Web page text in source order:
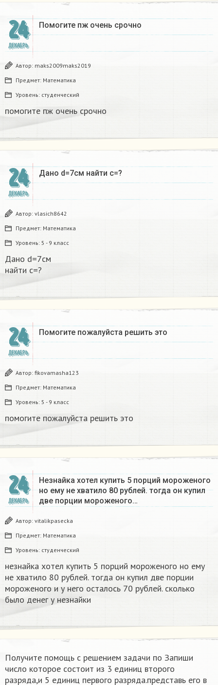
24
ДЕКАБРЬ
Помогите пж очень срочно​
Автор: maks2009maks2019
Предмет: Математика
Уровень: студенческий
помогите пж очень срочно​
24
ДЕКАБРЬ
Дано d=7см найти с=?​
Автор: vlasich8642
Предмет: Математика
Уровень: 5 - 9 класс
Дано d=7см
найти с=?​
24
ДЕКАБРЬ
Помогите пожалуйста решить это
Автор: fikovamasha123
Предмет: Математика
Уровень: 5 - 9 класс
помогите пожалуйста решить это
24
ДЕКАБРЬ
Незнайка хотел купить 5 порций мороженого
но ему не хватило 80 рублей. тогда он купил
две порции мороженого…
Автор: vitalikpasecka
Предмет: Математика
Уровень: студенческий
незнайка хотел купить 5 порций мороженого но ему
не хватило 80 рублей. тогда он купил две порции
мороженого и у него осталось 70 рублей. сколько
было денег у незнайки
Получите помощь с решением задачи по Запиши
число которое состоит из 3 единиц второго
разряда,и 5 единиц первого разряда.представь его в